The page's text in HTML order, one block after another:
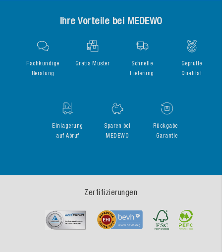
Ihre Vorteile bei MEDEWO
Fachkundige
Beratung
Gratis Muster
Schnelle
Lieferung
Geprüfte
Qualität
Einlagerung
auf Abruf
Sparen bei
MEDEWO
Rückgabe-
Garantie
Zertifizierungen